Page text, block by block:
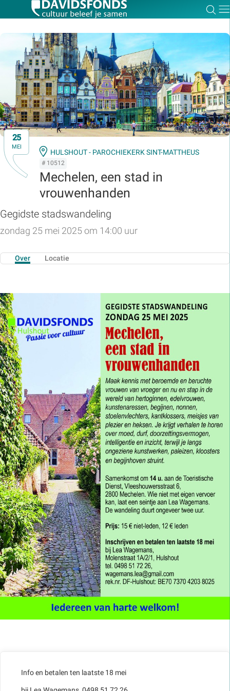
25
MEI
HULSHOUT - PAROCHIEKERK SINT-MATTHEUS
# 10512
Mechelen, een stad in
vrouwenhanden
Gegidste stadswandeling
zondag 25 mei 2025 om 14:00 uur
Over Locatie
Info en betalen ten laatste 18 mei
Zoek:
Zoeken